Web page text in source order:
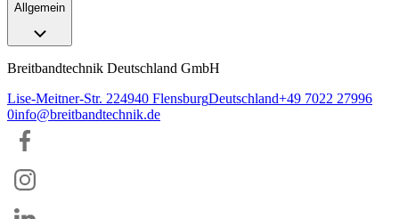
Allgemein
Breitbandtechnik Deutschland GmbH
Lise-Meitner-Str. 224940 FlensburgDeutschland+49 7022 27996
0info@breitbandtechnik.de